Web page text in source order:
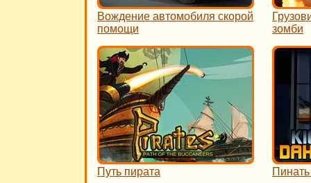
Вождение автомобиля скорой
помощи
зомби
Путь пирата